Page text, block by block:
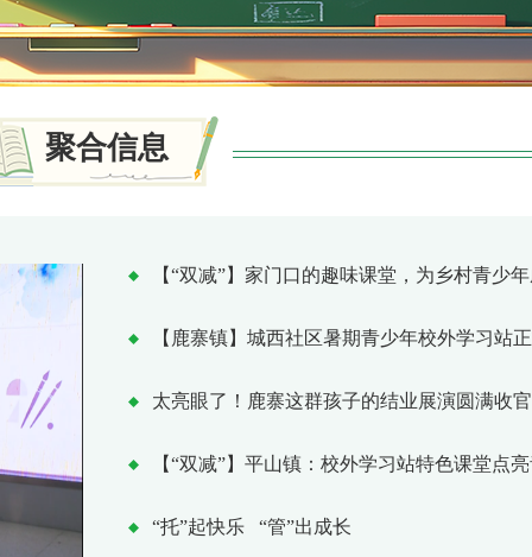
聚合信息
太亮眼了！鹿寨这群孩子的结业展演圆满收官
“托”起快乐 “管”出成长